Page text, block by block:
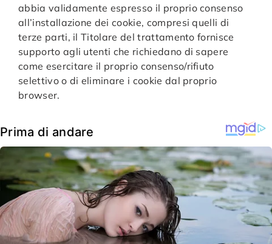
abbia validamente espresso il proprio consenso
all’installazione dei cookie, compresi quelli di
terze parti, il Titolare del trattamento fornisce
supporto agli utenti che richiedano di sapere
come esercitare il proprio consenso/rifiuto
selettivo o di eliminare i cookie dal proprio
browser.
Prima di andare